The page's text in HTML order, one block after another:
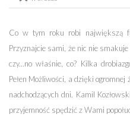
Co w tym roku robi największą
Przyznajcie sami, że nic nie
czy...no właśnie, co? Kilka
Pełen Możliwości, a dzięki
nadchodzących dni. Kamil
przyjemność spędzić z Wami